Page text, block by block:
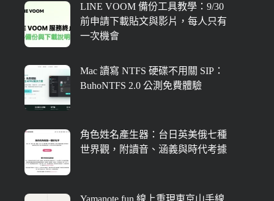
LINE VOOM 備份工具教學：9/30
前申請下載貼文與影片，每人只有
一次機會
Mac 讀寫 NTFS 硬碟不用關 SIP：
BuhoNTFS 2.0 公測免費體驗
角色姓名產生器：台日英美俄七種
世界觀，附讀音、涵義與時代考據
Yamanote.fun 線上重現東京山手線